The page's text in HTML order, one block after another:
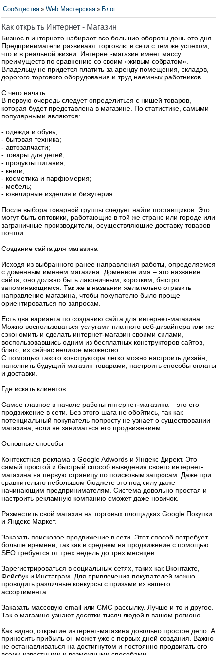
Сообщества » Web Мастерская » Блог
Как открыть Интернет - Магазин
Бизнес в интернете набирает все большие обороты день ото дня.
Предприниматели развивают торговлю в сети с тем же успехом,
что и в реальной жизни. Интернет-магазин имеет массу
преимуществ по сравнению со своим «живым собратом».
Владельцу не придется платить за аренду помещения, складов,
дорогого торгового оборудования и труд наемных работников.
С чего начать
В первую очередь следует определиться с нишей товаров,
которая будет представлена в магазине. По статистике, самыми
популярными являются:
- одежда и обувь;
- бытовая техника;
- автозапчасти;
- товары для детей;
- продукты питания;
- книги;
- косметика и парфюмерия;
- мебель;
- ювелирные изделия и бижутерия.
После выбора товарной группы следует найти поставщиков. Это
могут быть оптовики, работающие в той же стране или городе или
заграничные производители, осуществляющие доставку товаров
почтой.
Создание сайта для магазина
Исходя из выбранного ранее направления работы, определяемся
с доменным именем магазина. Доменное имя – это название
сайта, оно должно быть лаконичным, коротким, быстро
запоминающимся. Так же в названии желательно отразить
направление магазина, чтобы покупателю было проще
ориентироваться по запросам.
Есть два варианта по созданию сайта для интернет-магазина.
Можно воспользоваться услугами платного веб-дизайнера или же
сэкономить и сделать интернет-магазин своими силами,
воспользовавшись одним из бесплатных конструкторов сайтов,
благо, их сейчас великое множество.
С помощью такого конструктора легко можно настроить дизайн,
наполнить будущий магазин товарами, настроить способы оплаты
и доставки.
Где искать клиентов
Самое главное в начале работы интернет-магазина – это его
продвижение в сети. Без этого шага не обойтись, так как
потенциальный покупатель попросту не узнает о существовании
магазина, если не заниматься его продвижением.
Основные способы
Контекстная реклама в Google Adwords и Яндекс Директ. Это
самый простой и быстрый способ выведения своего интернет-
магазина на первую страницу по поисковым запросам. Даже при
сравнительно небольшом бюджете это под силу даже
начинающим предпринимателям. Система довольно простая и
настроить рекламную компанию сможет даже новичок.
Разместить свой магазин на торговых площадках Google Покупки
и Яндекс Маркет.
Заказать поисковое продвижение в сети. Этот способ потребует
больше времени, так как в среднем на продвижение с помощью
SEO требуется от трех недель до трех месяцев.
Зарегистрироваться в социальных сетях, таких как Вконтакте,
Фейсбук и Инстаграм. Для привлечения покупателей можно
проводить различные конкурсы с призами из вашего
ассортимента.
Заказать массовую email или СМС рассылку. Лучше и то и другое.
Так о магазине узнают десятки тысяч людей в вашем регионе.
Как видно, открытие интернет-магазина довольно простое дело. А
приносить прибыль он может уже с первых дней создания. Важно
не останавливаться на достигнутом и постоянно продвигать его